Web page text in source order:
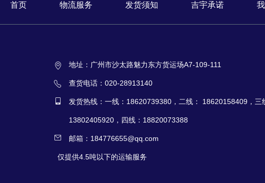
首页 物流服务 发货须知 吉宇承诺
地址：广州市沙太路魅力东方货运场A7-109-111
查货电话：020-28913140
发货热线：一线：18620739380，二线： 18620158409，三
13802405920，四线：18820073388
邮箱：184776655@qq.com
仅提供4.5吨以下的运输服务